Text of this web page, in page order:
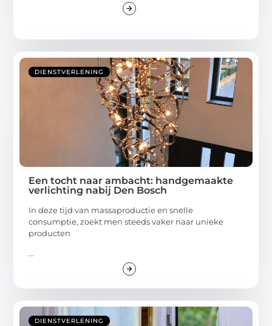
DIENSTVERLENING
Een tocht naar ambacht: handgemaakte
verlichting nabij Den Bosch
In deze tijd van massaproductie en snelle
consumptie, zoekt men steeds vaker naar unieke
producten
...
DIENSTVERLENING